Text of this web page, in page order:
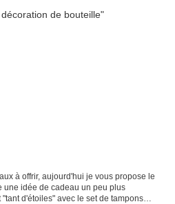
à offrir, aujourd'hui je vous propose le
une idée de cadeau un peu plus
d'étoiles" avec le set de tampons